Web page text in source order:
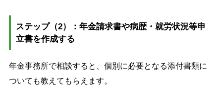
ステップ（2）：年金請求書や病歴・就労状況等申
立書を作成する
年金事務所で相談すると、個別に必要となる添付書類に
ついても教えてもらえます。